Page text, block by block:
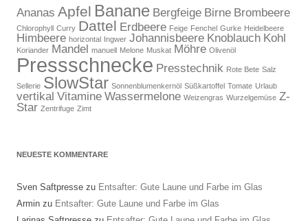
Ananas Apfel Banane Bergfeige Birne Brombeere
Chlorophyll Curry Dattel Erdbeere Feige Fenchel Gurke Heidelbeere
Himbeere horizontal Ingwer Johannisbeere Knoblauch Kohl
Koriander Mandel manuell Melone Muskat Möhre Olivenöl
Pressschnecke Presstechnik Rote Bete Salz
Sellerie SlowStar Sonnenblumenkernöl Süßkartoffel Tomate Urlaub
vertikal Vitamine Wassermelone Weizengras Wurzelgemüse Z-
Star Zentrifuge Zimt
NEUESTE KOMMENTARE
Sven Saftpresse zu Entsafter: Gute Laune und Farbe im Glas
Armin zu Entsafter: Gute Laune und Farbe im Glas